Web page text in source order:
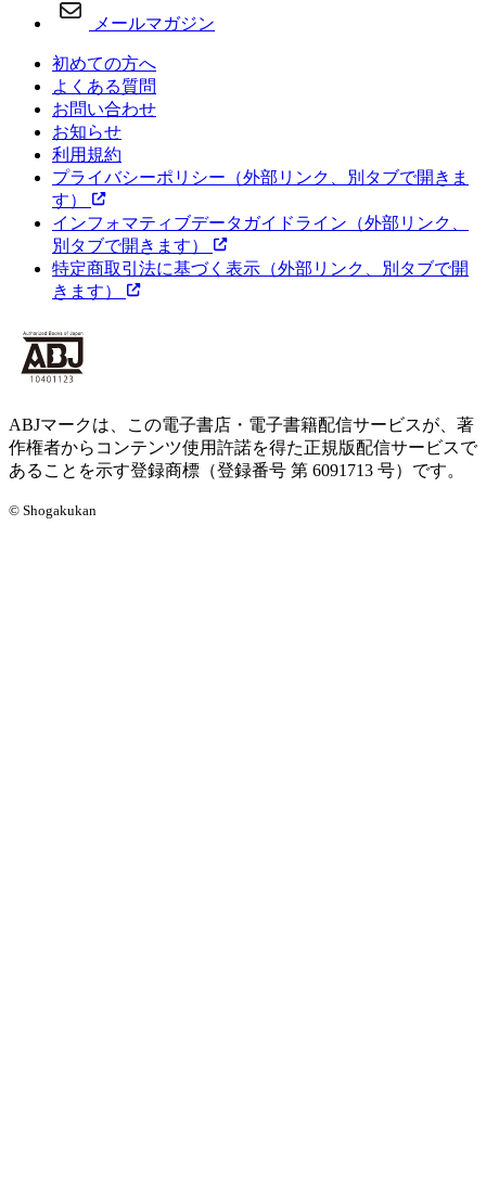
メールマガジン
初めての方へ
よくある質問
お問い合わせ
お知らせ
利用規約
プライバシーポリシー （外部リンク、別タブで開きま
す）
インフォマティブデータガイドライン （外部リンク、
別タブで開きます）
特定商取引法に基づく表示 （外部リンク、別タブで開
きます）
ABJマークは、この電子書店・電子書籍配信サービスが、著
作権者からコンテンツ使用許諾を得た正規版配信サービスで
あることを示す登録商標（登録番号 第 6091713 号）です。
© Shogakukan